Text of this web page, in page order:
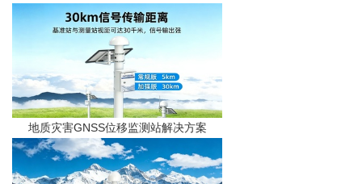
地质灾害GNSS位移监测站解决方案